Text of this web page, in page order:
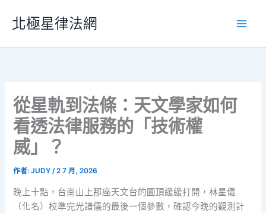
要
北極星律法網
從星軌到法條：天文學家如何
看透法律服務的「技術權
威」？
作者:JUDY/2 7 月, 2026
晚上十點，台南山上那座天文台的圓頂緩緩打開，林星儀
（化名）校準完光譜儀的最後一個參數，確認今晚的觀測計